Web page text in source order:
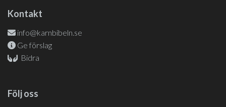
Kontakt
info@karnbibeln.se
Ge förslag
Bidra
Följ oss